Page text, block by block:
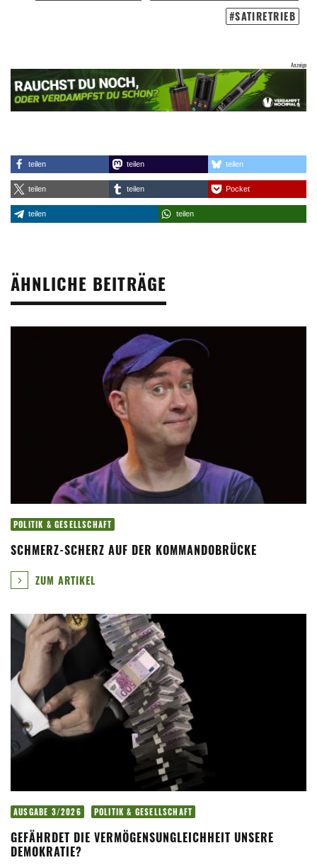
SATIRETRIEB
teilen teilen teilen
teilen teilen Pocket
teilen teilen
ÄHNLICHE BEITRÄGE
POLITIK & GESELLSCHAFT
SCHMERZ-SCHERZ AUF DER KOMMANDOBRÜCKE
ZUM ARTIKEL
AUSGABE 3/2026 POLITIK & GESELLSCHAFT
GEFÄHRDET DIE VERMÖGENSUNGLEICHHEIT UNSERE
DEMOKRATIE?